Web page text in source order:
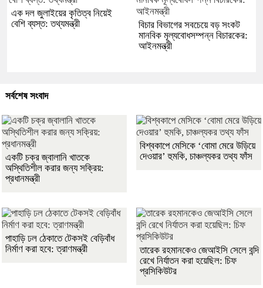
এক দল জুলাইয়ের কৃতিত্ব নিয়েই
বেশি ব্যস্ত: তথ্যমন্ত্রী
বিচার বিভাগের সবচেয়ে বড় সংকট
মানবিক মূল্যবোধসম্পন্ন বিচারকের:
আইনমন্ত্রী
সর্বশেষ সংবাদ
একটি চক্র জ্বালানি খাতকে
অস্থিতিশীল করার জন্য সক্রিয়:
প্রধানমন্ত্রী
বিশ্বকাপে মেসিকে ‘বোমা মেরে উড়িয়ে
দেওয়ার’ হুমকি, চাঞ্চল্যকর তথ্য ফাঁস
পাহাড়ি ঢল ঠেকাতে টেকসই বেড়িবাঁধ
নির্মাণ করা হবে: ত্রাণমন্ত্রী
তারেক রহমানকেও জেআইসি সেলে বন্দি
রেখে নির্যাতন করা হয়েছিল: চিফ
প্রসিকিউটর